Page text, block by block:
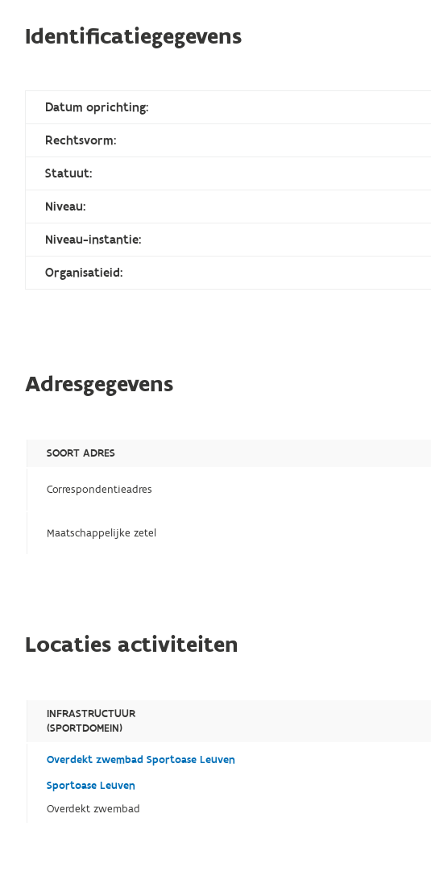
Identificatiegegevens
Datum oprichting:
Rechtsvorm:
Statuut:
Niveau:
Niveau-instantie:
Organisatieid:
Adresgegevens
SOORT ADRES
Correspondentieadres
Maatschappelijke zetel
Locaties activiteiten
INFRASTRUCTUUR
(SPORTDOMEIN)
Overdekt zwembad Sportoase Leuven
Sportoase Leuven
Overdekt zwembad